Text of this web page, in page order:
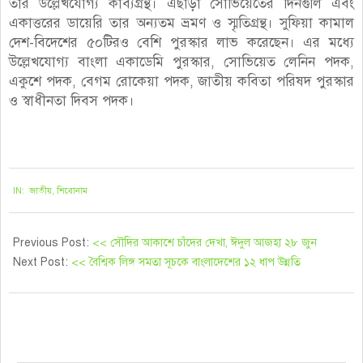
তার উল্লেখযোগ্য কাব্যগ্রন্থ। এছাড়া সোভিয়েতের দিনগুলি এবং
একাত্তরের ডায়েরি তার অন্যতম ভ্রমণ ও স্মৃতিগ্রন্থ। সুফিয়া কামাল
দেশ-বিদেশের ৫০টিরও বেশি পুরস্কার লাভ করেছেন। এর মধ্যে
উল্লেখযোগ্য বাংলা একাডেমি পুরস্কার, সোভিয়েত লেনিন পদক,
একুশে পদক, বেগম রোকেয়া পদক, জাতীয় কবিতা পরিষদ পুরস্কার
ও স্বাধীনতা দিবস পদক।
IN: জাতীয়,শিরোনাম
Previous Post: << সৌদির আকাশে চাঁদের দেখা, ঈদুল আজহা ২৮ জুন
Next Post: << বৈশ্বিক লিঙ্গ সমতা সূচকে বাংলাদেশের ১২ ধাপ উন্নতি